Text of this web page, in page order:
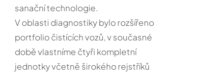
sanační technologie.
V oblasti diagnostiky bylo rozšířeno
portfolio čistících vozů, v současné
době vlastníme čtyři kompletní
jednotky včetně širokého rejstříků